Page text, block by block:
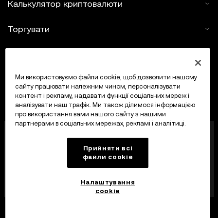
Калькулятор криптовалюти
Торгувати
назвою OKX, тепер є криптоактивною торгівельною
платформою, авторизованою Управлінням
фінансових послуг Мальти (MFSA) як постачальник
криптоактивних послуг відповідно до статті 28
Закону про криптоактиви (розділ 647
Законодавства Мальти).
Ми використовуємо файли cookie, щоб дозволити нашому
сайту працювати належним чином, персоналізувати
контент і рекламу, надавати функції соціальних мереж і
аналізувати наш трафік. Ми також ділимося інформацією
про використання вами нашого сайту з нашими
партнерами в соціальних мережах, рекламі і аналітиці.
Прийняти всі
файли сookie
Налаштування
cookie